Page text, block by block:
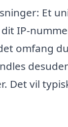
Et
IP-
omfang
Det vil